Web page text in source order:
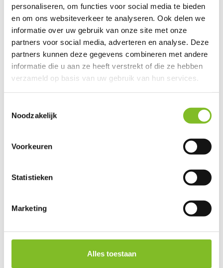
personaliseren, om functies voor social media te bieden
en om ons websiteverkeer te analyseren. Ook delen we
informatie over uw gebruik van onze site met onze
partners voor social media, adverteren en analyse. Deze
partners kunnen deze gegevens combineren met andere
informatie die u aan ze heeft verstrekt of die ze hebben
verzameld op basis van uw gebruik van hun services.
Noodzakelijk
Voorkeuren
Statistieken
Marketing
Alles toestaan
Do you have a question about this product?
Our employee is happy to help you find the right product
Send mail
0
Tags
Natuurlijke hondensnacks